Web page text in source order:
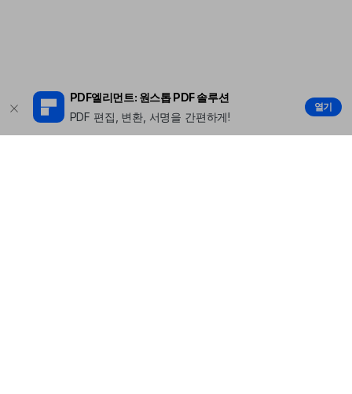
PDF엘리먼트: 원스톱 PDF 솔루션
PDF 편집, 변환, 서명을 간편하게!
열기